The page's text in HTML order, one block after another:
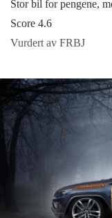
Stor bil for pengene,
Score 4.6
Vurdert av FRBJ